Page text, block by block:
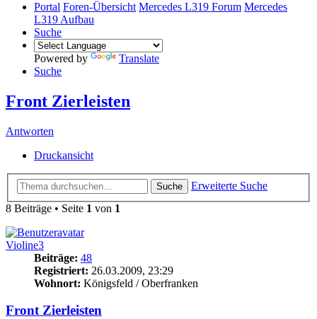
Portal Foren-Übersicht Mercedes L319 Forum Mercedes
L319 Aufbau
Suche
Powered by
Translate
Suche
Front Zierleisten
Antworten
Druckansicht
Suche
Erweiterte Suche
8 Beiträge • Seite 1 von 1
Violine3
Beiträge: 48
Registriert: 26.03.2009, 23:29
Wohnort: Königsfeld / Oberfranken
Front Zierleisten